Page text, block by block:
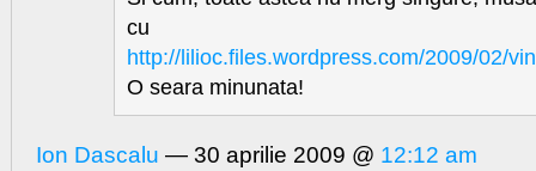
cu
http://lilioc.files.wordpress.com/2009/02/
O seara minunata!
Ion Dascalu — 30 aprilie 2009 @ 12:12 am